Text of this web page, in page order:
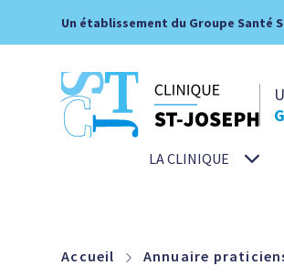
Un établissement du Groupe Santé
LA CLINIQUE
Accueil Annuaire